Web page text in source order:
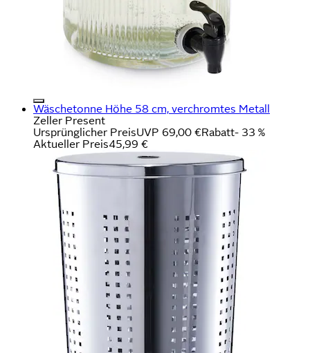
Wäschetonne Höhe 58 cm, verchromtes Metall
Zeller Present
Ursprünglicher PreisUVP 69,00 €Rabatt- 33 %
Aktueller Preis45,99 €